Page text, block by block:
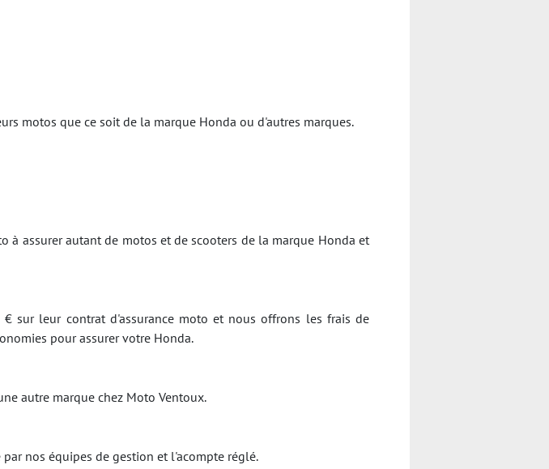
motos que ce soit de la marque Honda ou d'autres marques.
à assurer autant de motos et de scooters de la marque Honda et
sur leur contrat d'assurance moto et nous offrons les frais de
pour assurer votre Honda.
autre marque chez Moto Ventoux.
nos équipes de gestion et l'acompte réglé.